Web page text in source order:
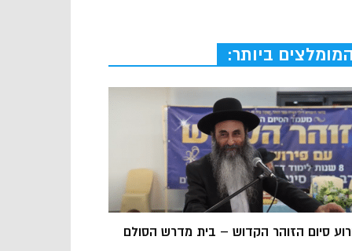
המומלצים ביותר:
סיום הזוהר הקדוש – בית מדרש הסולם